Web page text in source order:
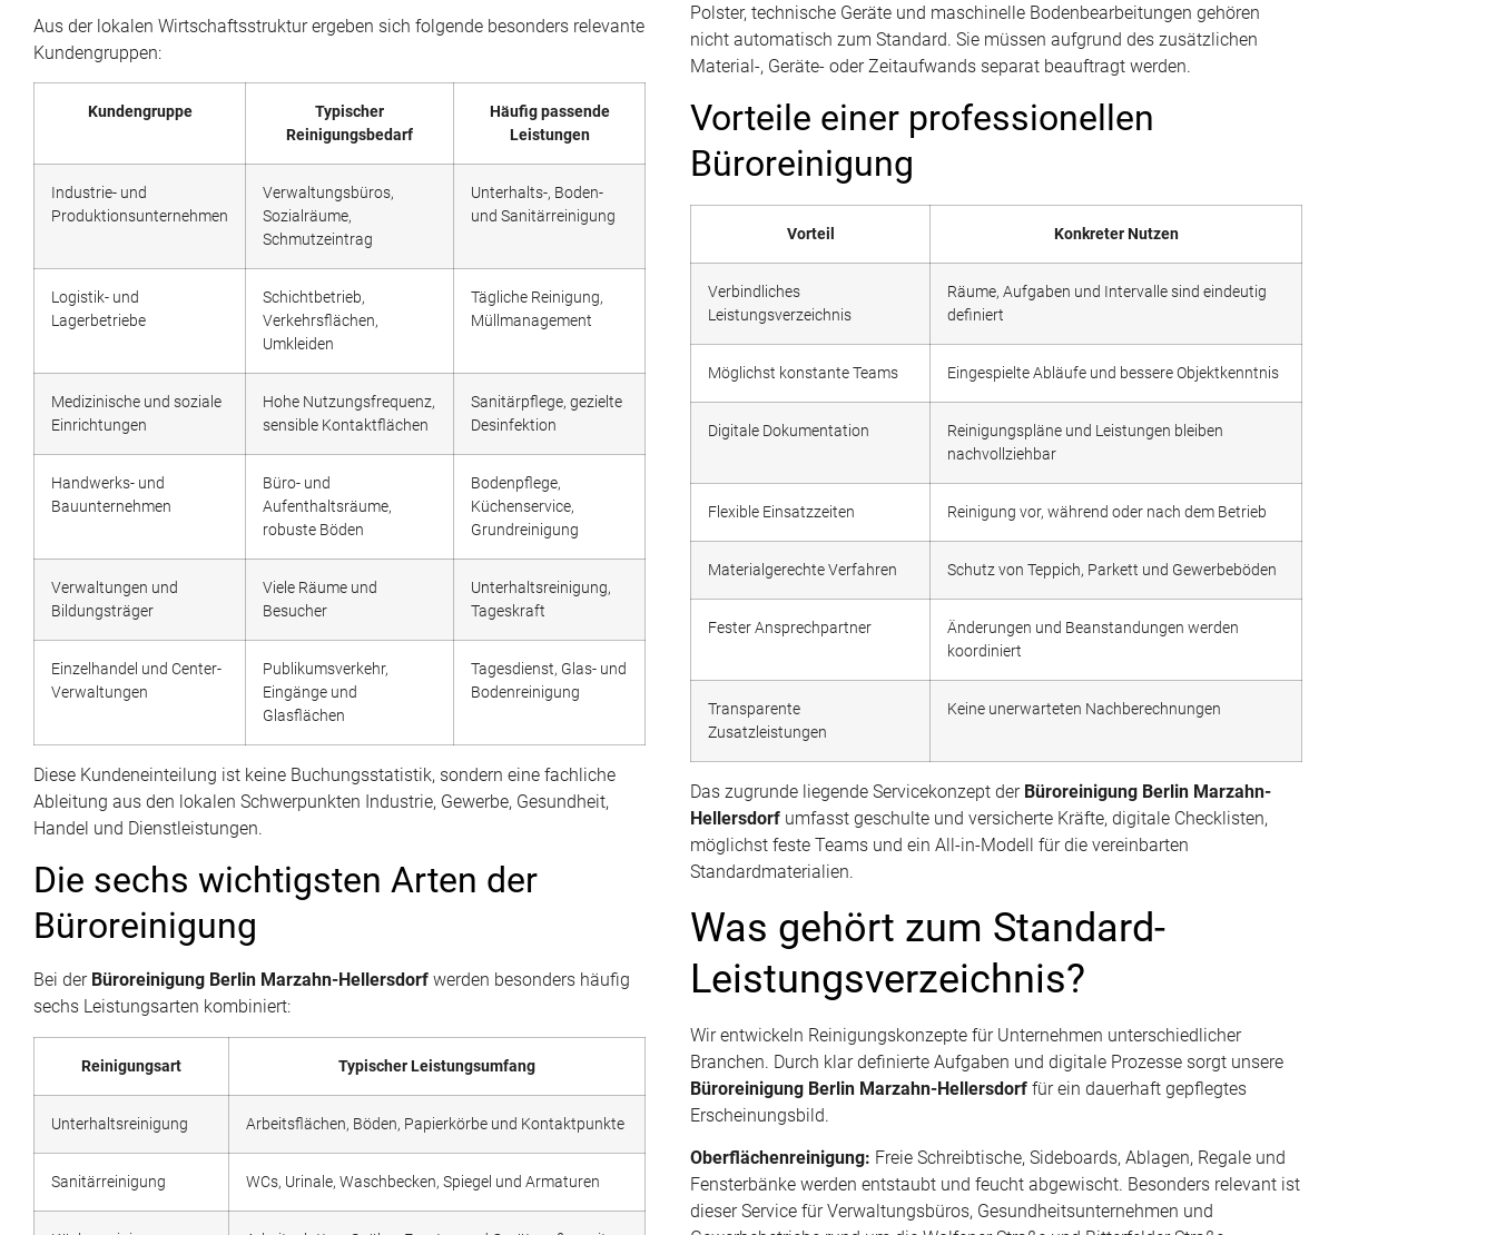
Aus der lokalen Wirtschaftsstruktur ergeben sich folgende besonders relevante
Kundengruppen:
Kundengruppe
Typischer
Reinigungsbedarf
Häufig passende
Leistungen
Industrie- und
Produktionsunternehmen
Verwaltungsbüros,
Sozialräume,
Schmutzeintrag
Unterhalts-, Boden-
und Sanitärreinigung
Logistik- und
Lagerbetriebe
Schichtbetrieb,
Verkehrsflächen,
Umkleiden
Tägliche Reinigung,
Müllmanagement
Medizinische und soziale
Einrichtungen
Hohe Nutzungsfrequenz,
sensible Kontaktflächen
Sanitärpflege, gezielte
Desinfektion
Handwerks- und
Bauunternehmen
Büro- und
Aufenthaltsräume,
robuste Böden
Bodenpflege,
Küchenservice,
Grundreinigung
Verwaltungen und
Bildungsträger
Viele Räume und
Besucher
Unterhaltsreinigung,
Tageskraft
Einzelhandel und Center-
Verwaltungen
Publikumsverkehr,
Eingänge und
Glasflächen
Tagesdienst, Glas- und
Bodenreinigung
Diese Kundeneinteilung ist keine Buchungsstatistik, sondern eine fachliche
Ableitung aus den lokalen Schwerpunkten Industrie, Gewerbe, Gesundheit,
Handel und Dienstleistungen.
Die sechs wichtigsten Arten der
Büroreinigung
Bei der Büroreinigung Berlin Marzahn-Hellersdorf werden besonders häufig
sechs Leistungsarten kombiniert:
Reinigungsart Typischer Leistungsumfang
Unterhaltsreinigung Arbeitsflächen, Böden, Papierkörbe und Kontaktpunkte
Sanitärreinigung WCs, Urinale, Waschbecken, Spiegel und Armaturen
Polster, technische Geräte und maschinelle Bodenbearbeitungen gehören
nicht automatisch zum Standard. Sie müssen aufgrund des zusätzlichen
Material-, Geräte- oder Zeitaufwands separat beauftragt werden.
Vorteile einer professionellen
Büroreinigung
Vorteil Konkreter Nutzen
Verbindliches
Leistungsverzeichnis
Räume, Aufgaben und Intervalle sind eindeutig
definiert
Möglichst konstante Teams Eingespielte Abläufe und bessere Objektkenntnis
Digitale Dokumentation
Reinigungspläne und Leistungen bleiben
nachvollziehbar
Flexible Einsatzzeiten Reinigung vor, während oder nach dem Betrieb
Materialgerechte Verfahren Schutz von Teppich, Parkett und Gewerbeböden
Fester Ansprechpartner
Änderungen und Beanstandungen werden
koordiniert
Transparente
Zusatzleistungen
Keine unerwarteten Nachberechnungen
Das zugrunde liegende Servicekonzept der Büroreinigung Berlin Marzahn-
Hellersdorf umfasst geschulte und versicherte Kräfte, digitale Checklisten,
möglichst feste Teams und ein All-in-Modell für die vereinbarten
Standardmaterialien.
Was gehört zum Standard-
Leistungsverzeichnis?
Wir entwickeln Reinigungskonzepte für Unternehmen unterschiedlicher
Branchen. Durch klar definierte Aufgaben und digitale Prozesse sorgt unsere
Büroreinigung Berlin Marzahn-Hellersdorf für ein dauerhaft gepflegtes
Erscheinungsbild.
Oberflächenreinigung: Freie Schreibtische, Sideboards, Ablagen, Regale und
Fensterbänke werden entstaubt und feucht abgewischt. Besonders relevant ist
dieser Service für Verwaltungsbüros, Gesundheitsunternehmen und